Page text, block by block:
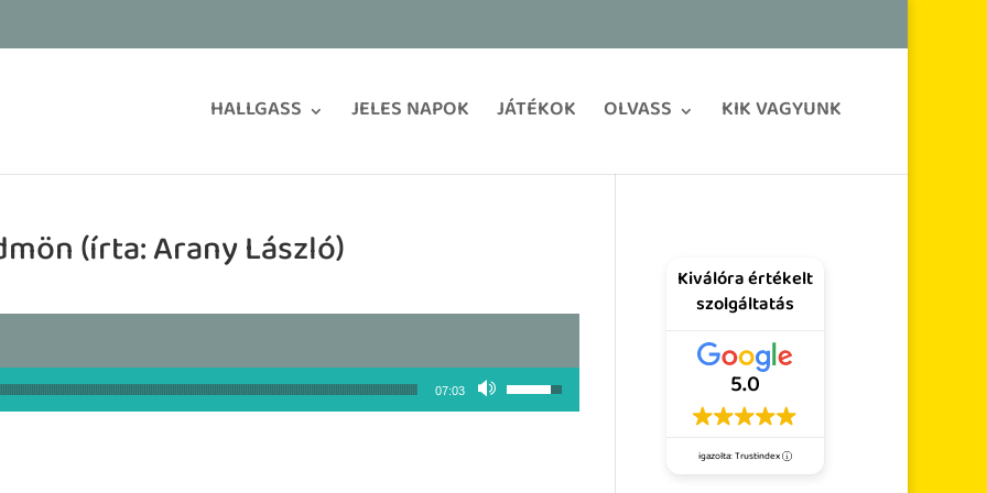
HALLGASS JELES NAPOK JÁTÉKOK OLVASS KIK VAGYUNK
(írta: Arany László)
07:03
A hangerő növeléséhez, illetőleg csökkentéséhez a Fel/Le
Kiválóra értékelt
szolgáltatás
5.0
igazolta: Trustindex